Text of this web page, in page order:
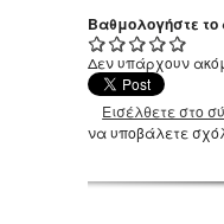
Βαθμολογήστε το
Δεν υπάρχουν
Εισέλθετε στο
να υποβάλετε